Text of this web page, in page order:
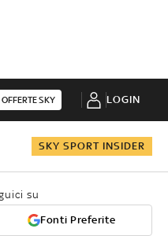
OFFERTE SKY LOGIN
SKY SPORT INSIDER
su
Fonti Preferite